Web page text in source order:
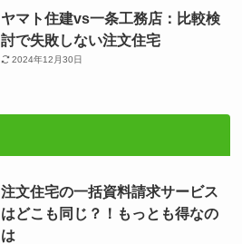
ヤマト住建vs一条工務店：比較検
討で失敗しない注文住宅
2024年12月30日
注文住宅の一括資料請求サービス
はどこも同じ？！もっとも得なの
は